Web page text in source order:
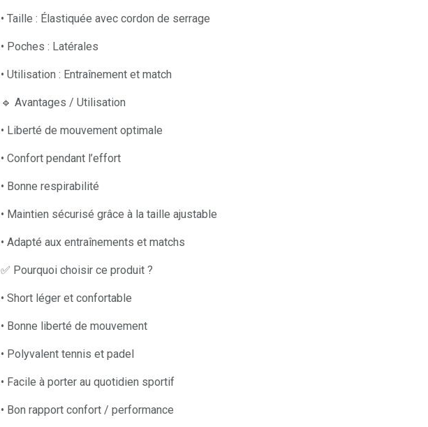
• Taille : Élastiquée avec cordon de serrage
• Poches : Latérales
• Utilisation : Entraînement et match
🔹 Avantages / Utilisation
• Liberté de mouvement optimale
• Confort pendant l’effort
• Bonne respirabilité
• Maintien sécurisé grâce à la taille ajustable
• Adapté aux entraînements et matchs
✅ Pourquoi choisir ce produit ?
• Short léger et confortable
• Bonne liberté de mouvement
• Polyvalent tennis et padel
• Facile à porter au quotidien sportif
• Bon rapport confort / performance